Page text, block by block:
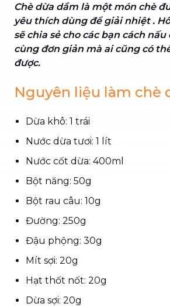
Chè dừa dầm là một món chè
yêu thích dùng để giải nhiệt .
sẽ chia sẻ cho các bạn cách
cùng đơn giản mà ai cũng có
được.
Nguyên liệu làm chè
Dừa khô: 1 trái
Nước dừa tươi: 1 lít
Nước cốt dừa: 400ml
Bột năng: 50g
Bột rau câu: 10g
Đường: 250g
Đậu phộng: 30g
Mít sợi: 20g
Hạt thốt nốt: 20g
Dừa sợi: 20g